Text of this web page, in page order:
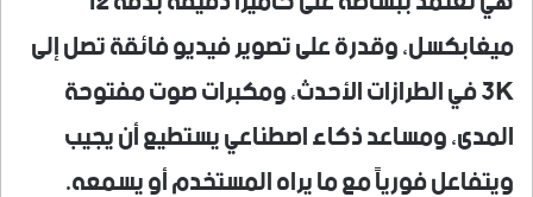
ميغابكسل، وقدرة على تصوير فيديو فائقة تصل إلى
3K في الطرازات الأحدث، ومكبرات صوت مفتوحة
المدى، ومساعد ذكاء اصطناعي يستطيع أن يجيب
ويتفاعل فورياً مع ما يراه المستخدم أو يسمعه.